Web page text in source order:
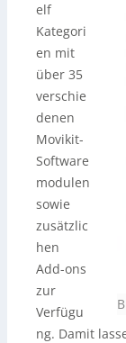
elf
Kategori
en mit
über 35
verschie
denen
Movikit-
Software
modulen
sowie
zusätzlic
hen
Add-ons
zur
Verfügu
ng. Damit